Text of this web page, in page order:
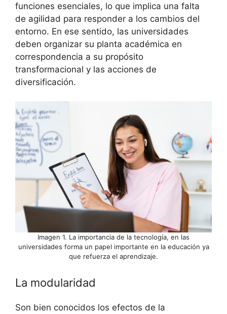
funciones esenciales, lo que implica una falta
de agilidad para responder a los cambios del
entorno. En ese sentido, las universidades
deben organizar su planta académica en
correspondencia a su propósito
transformacional y las acciones de
diversificación.
Imagen 1. La importancia de la tecnología, en las
universidades forma un papel importante en la educación ya
que refuerza el aprendizaje.
La modularidad
Son bien conocidos los efectos de la